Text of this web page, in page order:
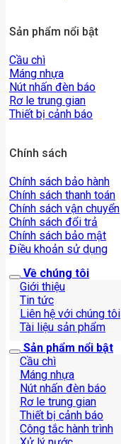
Sản phẩm nổi bật
Cầu chì
Máng nhựa
Nút nhấn đèn báo
Rơ le trung gian
Thiết bị cảnh báo
Chính sách
Chính sách bảo hành
Chính sách thanh toán
Chính sách vận chuyển
Chính sách đổi trả
Chính sách bảo mật
Điều khoản sử dụng
Về chúng tôi
Giới thiệu
Tin tức
Liên hệ với chúng tôi
Tài liệu sản phẩm
Sản phẩm nổi bật
Cầu chì
Máng nhựa
Nút nhấn đèn báo
Rơ le trung gian
Thiết bị cảnh báo
Công tắc hành trình